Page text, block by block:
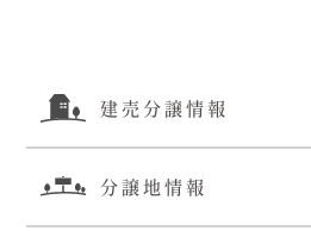
建売分譲情報
分譲地情報